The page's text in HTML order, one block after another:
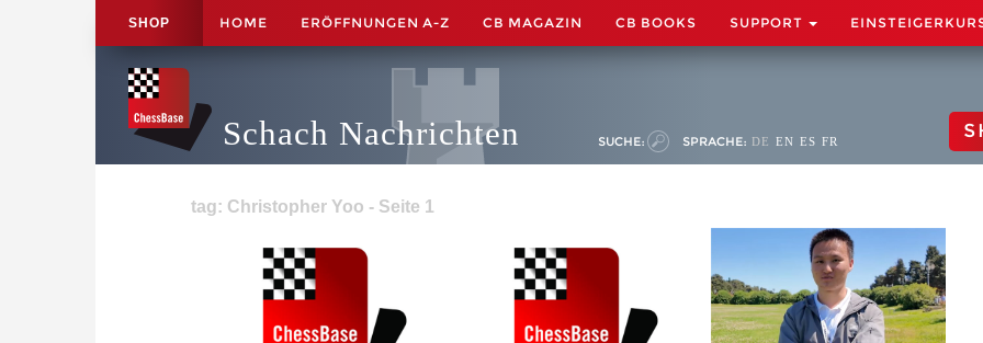
SHOP HOME ERÖFFNUNGEN A-Z CB MAGAZIN CB BOOKS SUPPORT
Schach Nachrichten SUCHE: SPRACHE: DE EN ES FR
tag: Christopher Yoo - Seite 1